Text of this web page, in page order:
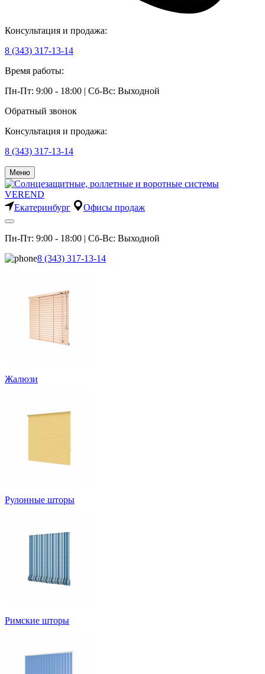
Консультация и продажа:
8 (343) 317-13-14
Время работы:
Пн-Пт: 9:00 - 18:00 | Сб-Вс: Выходной
Обратный звонок
Консультация и продажа:
8 (343) 317-13-14
Меню
Екатеринбург Офисы продаж
Пн-Пт: 9:00 - 18:00 | Сб-Вс: Выходной
8 (343) 317-13-14
Жалюзи
Рулонные шторы
Римские шторы